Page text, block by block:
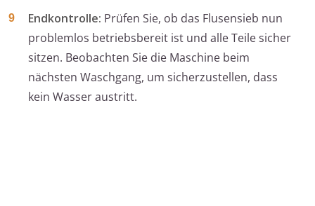
Endkontrolle: Prüfen Sie, ob das Flusensieb nun
problemlos betriebsbereit ist und alle Teile sicher
sitzen. Beobachten Sie die Maschine beim
nächsten Waschgang, um sicherzustellen, dass
kein Wasser austritt.